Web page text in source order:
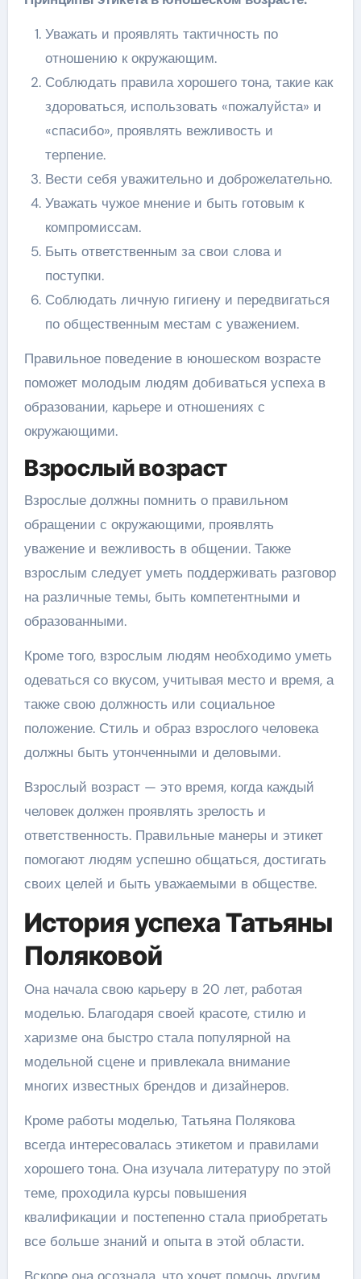
Уважать и проявлять тактичность по
отношению к окружающим.
Соблюдать правила хорошего тона, такие как
здороваться, использовать «пожалуйста» и
«спасибо», проявлять вежливость и
терпение.
Вести себя уважительно и доброжелательно.
Уважать чужое мнение и быть готовым к
компромиссам.
Быть ответственным за свои слова и
поступки.
Соблюдать личную гигиену и передвигаться
по общественным местам с уважением.
Правильное поведение в юношеском возрасте
поможет молодым людям добиваться успеха в
образовании, карьере и отношениях с
окружающими.
Взрослый возраст
Взрослые должны помнить о правильном
обращении с окружающими, проявлять
уважение и вежливость в общении. Также
взрослым следует уметь поддерживать разговор
на различные темы, быть компетентными и
образованными.
Кроме того, взрослым людям необходимо уметь
одеваться со вкусом, учитывая место и время, а
также свою должность или социальное
положение. Стиль и образ взрослого человека
должны быть утонченными и деловыми.
Взрослый возраст — это время, когда каждый
человек должен проявлять зрелость и
ответственность. Правильные манеры и этикет
помогают людям успешно общаться, достигать
своих целей и быть уважаемыми в обществе.
История успеха Татьяны
Поляковой
Она начала свою карьеру в 20 лет, работая
моделью. Благодаря своей красоте, стилю и
харизме она быстро стала популярной на
модельной сцене и привлекала внимание
многих известных брендов и дизайнеров.
Кроме работы моделью, Татьяна Полякова
всегда интересовалась этикетом и правилами
хорошего тона. Она изучала литературу по этой
теме, проходила курсы повышения
квалификации и постепенно стала приобретать
все больше знаний и опыта в этой области.